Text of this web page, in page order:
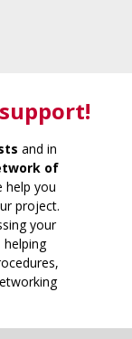
and in
of
help you
project.
your